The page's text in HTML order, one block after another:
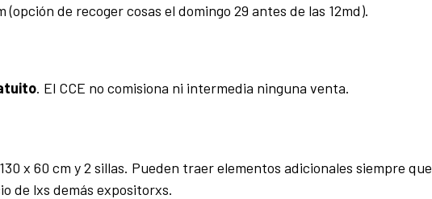
de recoger cosas el domingo 29 antes de las 12md).
. El CCE no comisiona ni intermedia ninguna venta.
x 60 cm y 2 sillas. Pueden traer elementos adicionales siempre que
de lxs demás expositorxs.